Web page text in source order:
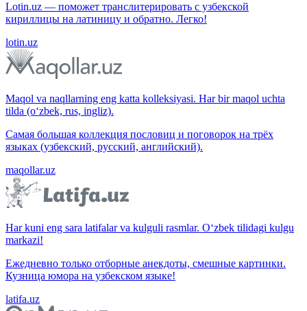
Lotin.uz — поможет транслитерировать с узбекской
кириллицы на латиницу и обратно. Легко!
lotin.uz
Maqol va naqllarning eng katta kolleksiyasi. Har bir maqol uchta
tilda (o‘zbek, rus, ingliz).
Самая большая коллекция пословиц и поговорок на трёх
языках (узбекский, русский, английский).
maqollar.uz
Har kuni eng sara latifalar va kulguli rasmlar. O‘zbek tilidagi kulgu
markazi!
Ежедневно только отборные анекдоты, смешные картинки.
Кузница юмора на узбекском языке!
latifa.uz